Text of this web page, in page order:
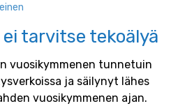
tarvitse tekoälyä
vuosikymmenen tunnetuin
ja säilynyt lähes
vuosikymmenen ajan.